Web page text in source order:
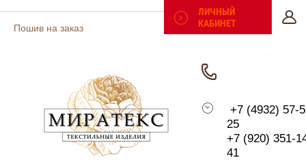
Пошив на заказ
Таблицы размеров
Отзывы
ЛИЧНЫЙ
КАБИНЕТ
+7 (4932) 57-
25
+7 (920) 351-
41